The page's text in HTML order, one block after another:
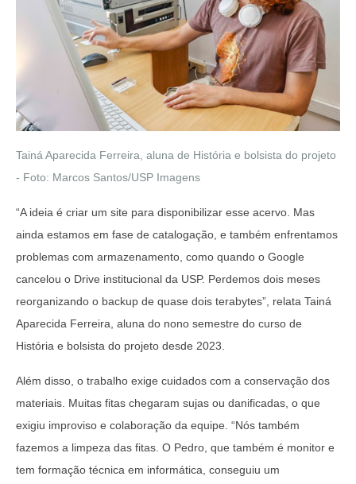
Tainá Aparecida Ferreira, aluna de História e bolsista do projeto
- Foto: Marcos Santos/USP Imagens
“A ideia é criar um site para disponibilizar esse acervo. Mas
ainda estamos em fase de catalogação, e também enfrentamos
problemas com armazenamento, como quando o Google
cancelou o Drive institucional da USP. Perdemos dois meses
reorganizando o backup de quase dois terabytes”, relata Tainá
Aparecida Ferreira, aluna do nono semestre do curso de
História e bolsista do projeto desde 2023.
Além disso, o trabalho exige cuidados com a conservação dos
materiais. Muitas fitas chegaram sujas ou danificadas, o que
exigiu improviso e colaboração da equipe. “Nós também
fazemos a limpeza das fitas. O Pedro, que também é monitor e
tem formação técnica em informática, conseguiu um